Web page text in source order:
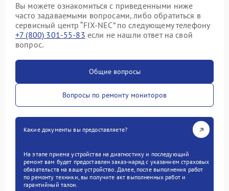
Вы можете ознакомиться с приведенными ниже
часто задаваемыми вопросами, либо обратиться в
сервисный центр “FIX-NEC” по следующему телефону
+7 (800) 301-55-83 если не нашли ответ на свой
вопрос.
Общие вопросы
Вопросы по ремонту мониторов
Какие документы вы предоставляете?
На этапе приема устройства на диагностику и последующий
ремонт вам будет предоставлен заказ-наряд с указанием страховых
обязательств на ваше устройство. Далее, после выполнения работ
по ремонту техники, вы получите акт выполненных работ и
гарантийный талон.